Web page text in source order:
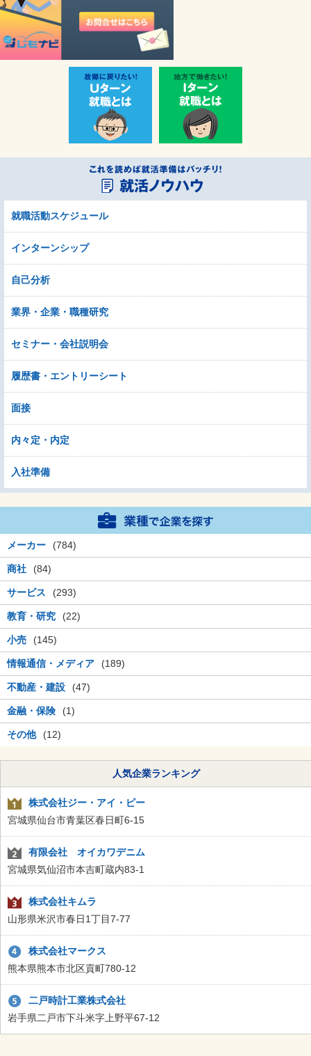
就職活動スケジュール
インターンシップ
自己分析
業界・企業・職種研究
セミナー・会社説明会
履歴書・エントリーシート
面接
内々定・内定
入社準備
メーカー (784)
商社 (84)
サービス (293)
教育・研究 (22)
小売 (145)
情報通信・メディア (189)
不動産・建設 (47)
金融・保険 (1)
その他 (12)
人気企業ランキング
株式会社ジー・アイ・ピー
宮城県仙台市青葉区春日町6-15
有限会社 オイカワデニム
宮城県気仙沼市本吉町蔵内83-1
株式会社キムラ
山形県米沢市春日1丁目7-77
株式会社マークス
熊本県熊本市北区貢町780-12
二戸時計工業株式会社
岩手県二戸市下斗米字上野平67-12